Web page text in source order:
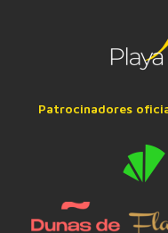
Patrocinadores